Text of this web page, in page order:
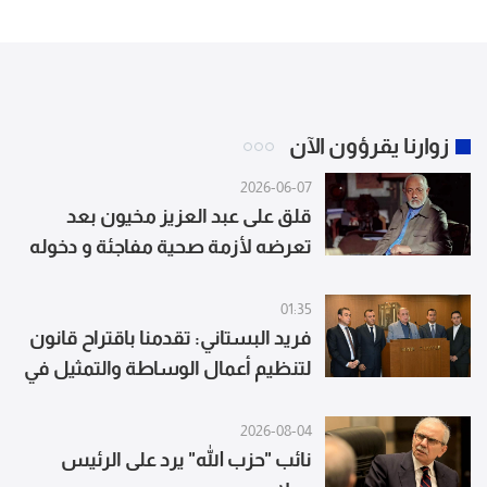
زوارنا يقرؤون الآن
2026-06-07
قلق على عبد العزيز مخيون بعد
تعرضه لأزمة صحية مفاجئة و دخوله
01:35
فريد البستاني: تقدمنا باقتراح قانون
لتنظيم أعمال الوساطة والتمثيل في
2026-08-04
نائب "حزب الله" يرد على الرئيس